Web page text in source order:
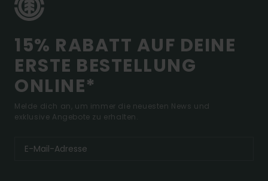
15% RABATT AUF DEINE
ERSTE BESTELLUNG
ONLINE*
Melde dich an, um immer die neuesten News und
exklusive Angebote zu erhalten.